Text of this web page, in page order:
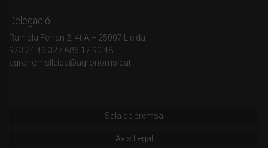
Delegació
Rambla Ferran 2, 4t A – 25007 Lleida
973 24 43 32 / 686 17 90 48
agronomslleida@agronoms.cat
Sala de premsa
Avís Legal